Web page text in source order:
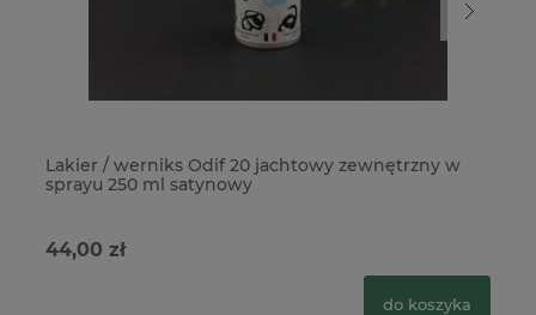
Lakier / werniks Odif 20 jachtowy zewnętrzny w
sprayu 250 ml satynowy
44,00 zł
do koszyka